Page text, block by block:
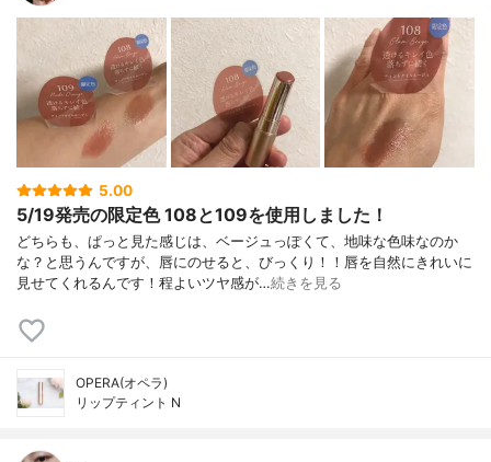
5.00
5/19発売の限定色 108と109を使用しました！
どちらも、ぱっと見た感じは、ベージュっぽくて、地味な色味なのか
な？と思うんですが、唇にのせると、びっくり！！唇を自然にきれいに
見せてくれるんです！程よいツヤ感が…続きを見る
OPERA(オペラ)
リップティント N